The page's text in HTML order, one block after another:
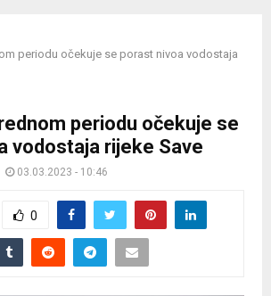
periodu očekuje se porast nivoa vodostaja
periodu očekuje se
vodostaja rijeke Save
03.03.2023 - 10:46
0